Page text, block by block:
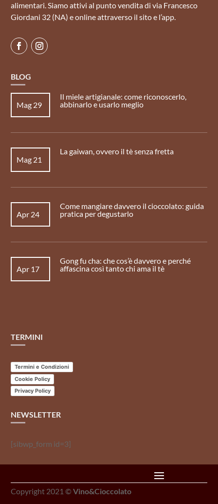
alimentari. Siamo attivi al punto vendita di via Francesco
Giordani 32 (NA) e online attraverso il sito e l’app.
BLOG
Il miele artigianale: come riconoscerlo,
abbinarlo e usarlo meglio
Mag 29
La gaiwan, ovvero il tè senza fretta
Mag 21
Come mangiare davvero il cioccolato: guida
pratica per degustarlo
Apr 24
Gong fu cha: che cos’è davvero e perché
affascina così tanto chi ama il tè
Apr 17
TERMINI
Termini e Condizioni
Cookie Policy
Privacy Policy
NEWSLETTER
[sibwp_form id=3]
Copyright 2021 ©Vino&Cioccolato